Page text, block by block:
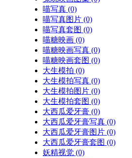
喵写真 (0)
喵写真图片 (0)
喵写真套图 (0)
喵糖映画 (0)
喵糖映画写真 (0)
喵糖映画套图 (0)
大生模拍 (0)
大生模拍写真 (0)
大生模拍图片 (0)
大生模拍套图 (0)
大西瓜爱牙膏 (0)
大西瓜爱牙膏写真 (0)
大西瓜爱牙膏图片 (0)
大西瓜爱牙膏套图 (0)
妖精视觉 (0)